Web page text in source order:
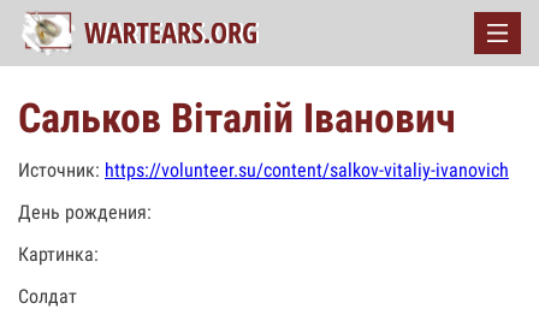
Сальков Віталій Іванович
Источник: https://volunteer.su/content/salkov-vitaliy-ivanovich
День рождения:
Картинка:
Солдат